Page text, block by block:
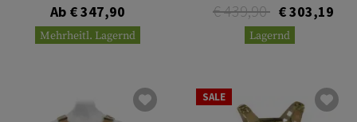
Ab € 347,90
Mehrheitl. Lagernd
€ 439,90 € 303,19
Lagernd
SALE